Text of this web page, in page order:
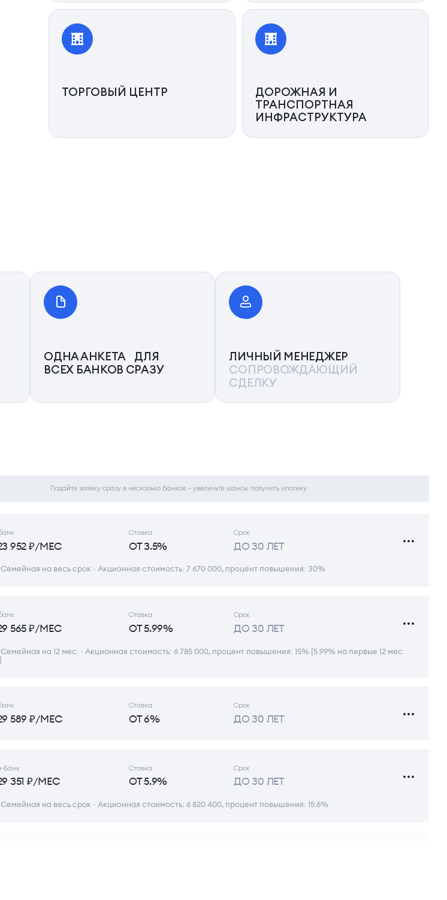
ТОРГОВЫЙ ЦЕНТР
ДОРОЖНАЯ И
ТРАНСПОРТНАЯ
ИНФРАСТРУКТУРА
ОДНА АНКЕТА ДЛЯ
ВСЕХ БАНКОВ СРАЗУ
ЛИЧНЫЙ МЕНЕДЖЕР
СОПРОВОЖДАЮЩИЙ
СДЕЛКУ
Подайте заявку сразу в несколько банков – увеличьте шансы получить ипотеку
952 ₽/МЕС
Ставка
ОТ 3.5%
Срок
ДО 30 ЛЕТ
на весь срок ~ Акционная стоимость: 7 670 000, процент повышения: 30%
565 ₽/МЕС
Ставка
ОТ 5.99%
Срок
ДО 30 ЛЕТ
на 12 мес. ~ Акционная стоимость: 6 785 000, процент повышения: 15% [5.99% на первые 12 мес.
589 ₽/МЕС
Ставка
ОТ 6%
Срок
ДО 30 ЛЕТ
Банк
351 ₽/МЕС
Ставка
ОТ 5.9%
Срок
ДО 30 ЛЕТ
на весь срок ~ Акционная стоимость: 6 820 400, процент повышения: 15.6%